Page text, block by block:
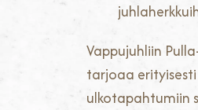
Vappujuhliin
tarjoaa erityisesti
ulkotapahtumiin